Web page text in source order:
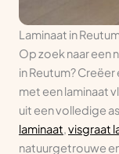
Laminaat in
Op zoek naar een
in Reutum?
met een laminaat
uit een volledige
laminaat,visgraat
natuurgetrouwe